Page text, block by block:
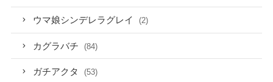
ウマ娘シンデレラグレイ (2)
カグラバチ (84)
ガチアクタ (53)